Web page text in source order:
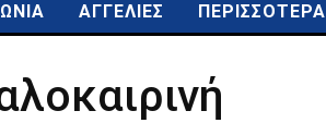
ΑΓΓΕΛΙΕΣ ΠΕΡΙΣΣΟΤΕΡΑ